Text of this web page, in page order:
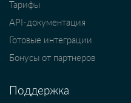
Тарифы
API-документация
Готовые интеграции
Бонусы от партнеров
Поддержка